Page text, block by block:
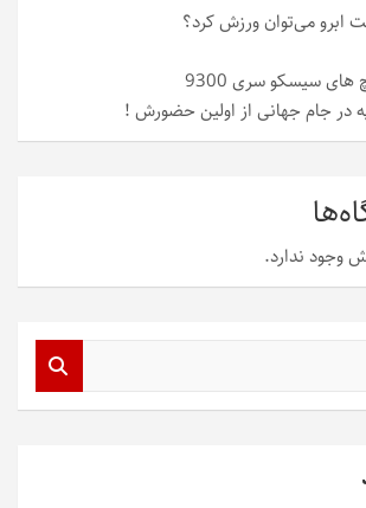
ابرو می‌توان ورزش کرد؟
سیسکو سری 9300
در جام جهانی از اولین حضورش !
وجود ندارد.